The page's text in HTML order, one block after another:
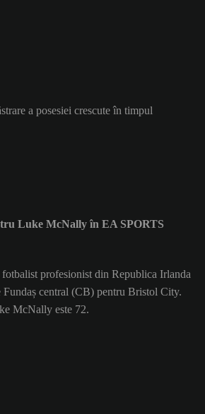
a posesiei crescute în timpul
Luke McNally în EA SPORTS
profesionist din Republica Irlanda
Fundaș central (CB) pentru Bristol City.
McNally este 72.